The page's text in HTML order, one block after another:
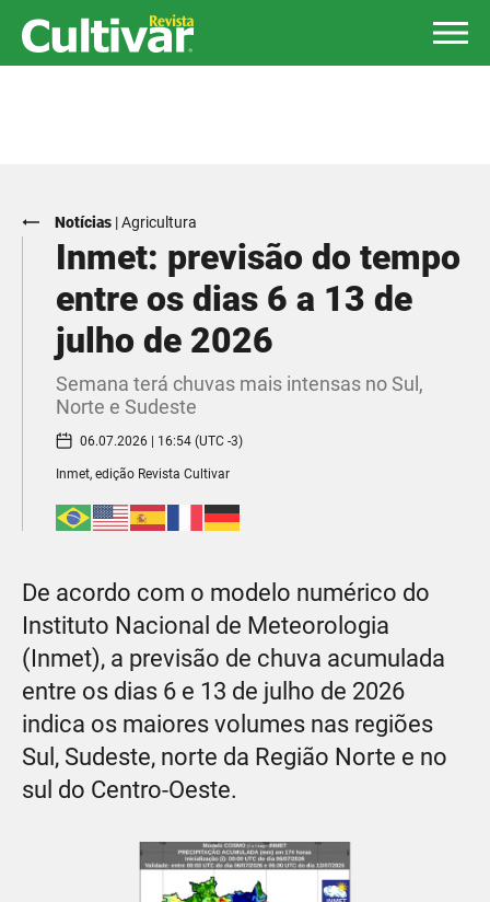
Notícias |Agricultura
Inmet: previsão do tempo
entre os dias 6 a 13 de
julho de 2026
Semana terá chuvas mais intensas no Sul,
Norte e Sudeste
06.07.2026 | 16:54 (UTC -3)
Inmet, edição Revista Cultivar
De acordo com o modelo numérico do
Instituto Nacional de Meteorologia
(Inmet), a previsão de chuva acumulada
entre os dias 6 e 13 de julho de 2026
indica os maiores volumes nas regiões
Sul, Sudeste, norte da Região Norte e no
sul do Centro-Oeste.